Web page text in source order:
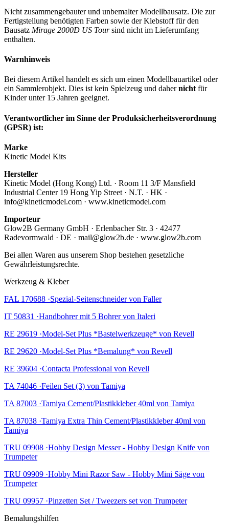
Nicht zusammengebauter und unbemalter Modellbausatz. Die zur
Fertigstellung benötigten Farben sowie der Klebstoff für den
Bausatz Mirage 2000D US Toursind nicht im Lieferumfang
enthalten.
Warnhinweis
Bei diesem Artikel handelt es sich um einen Modellbauartikel oder
ein Sammlerobjekt. Dies ist kein Spielzeug und dahernicht für
Kinder unter 15 Jahren geeignet.
Verantwortlicher im Sinne der Produksicherheitsverordnung
(GPSR) ist:
Marke
Kinetic Model Kits
Hersteller
Kinetic Model (Hong Kong) Ltd. · Room 11 3/F Mansfield
Industrial Center 19 Hong Yip Street · N.T. · HK ·
info@kineticmodel.com · www.kineticmodel.com
Importeur
Glow2B Germany GmbH · Erlenbacher Str. 3 · 42477
Radevormwald · DE · mail@glow2b.de · www.glow2b.com
Bei allen Waren aus unserem Shop bestehen gesetzliche
Gewährleistungsrechte.
Werkzeug & Kleber
FAL 170688 ·Spezial-Seitenschneider von Faller
IT 50831 ·Handbohrer mit 5 Bohrer von Italeri
RE 29619 ·Model-Set Plus *Bastelwerkzeuge* von Revell
RE 29620 ·Model-Set Plus *Bemalung* von Revell
RE 39604 ·Contacta Professional von Revell
TA 74046 ·Feilen Set (3) von Tamiya
TA 87003 ·Tamiya Cement/Plastikkleber 40ml von Tamiya
TA 87038 ·Tamiya Extra Thin Cement/Plastikkleber 40ml von
Tamiya
TRU 09908 ·Hobby Design Messer - Hobby Design Knife von
Trumpeter
TRU 09909 ·Hobby Mini Razor Saw - Hobby Mini Säge von
Trumpeter
TRU 09957 ·Pinzetten Set / Tweezers set von Trumpeter
Bemalungshilfen